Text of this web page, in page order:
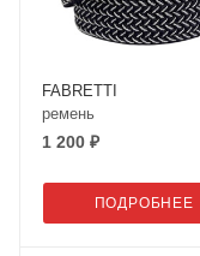
FABRETTI
ремень
1 200 ₽
ПОДРОБНЕЕ